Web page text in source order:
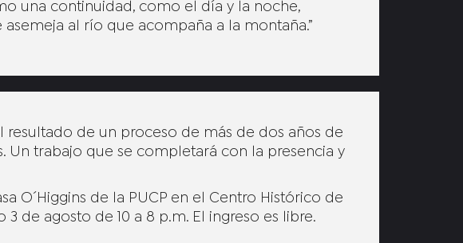
una continuidad, como el día y la noche,
al río que acompaña a la montaña.”
de un proceso de más de dos años de
Un trabajo que se completará con la presencia y
O´Higgins de la PUCP en el Centro Histórico de
3 de agosto de 10 a 8 p.m. El ingreso es libre.